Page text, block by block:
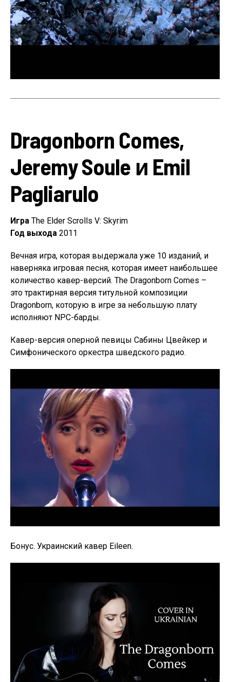
Dragonborn Comes,
Jeremy Soule и Emil
Pagliarulo
Игра The Elder Scrolls V: Skyrim
Год выхода 2011
Вечная игра, которая выдержала уже 10 изданий, и
наверняка игровая песня, которая имеет наибольшее
количество кавер-версий. The Dragonborn Comes –
это трактирная версия титульной композиции
Dragonborn, которую в игре за небольшую плату
исполняют NPC-барды.
Кавер-версия оперной певицы Сабины Цвейкер и
Симфонического оркестра шведского радио.
Бонус. Украинский кавер Eileen.